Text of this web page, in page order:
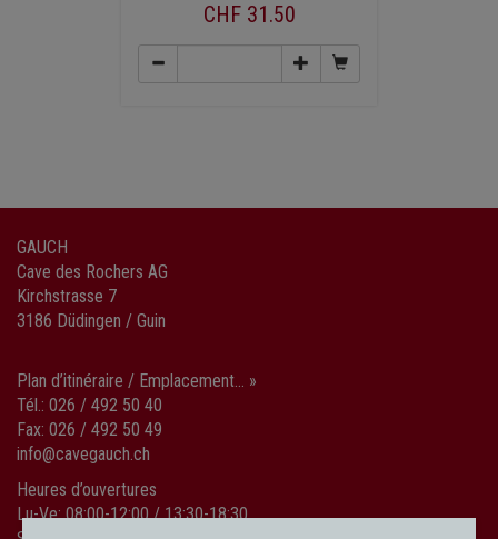
CHF 31.50
GAUCH
Cave des Rochers AG
Kirchstrasse 7
3186 Düdingen / Guin
Plan d’itinéraire / Emplacement... »
Tél.: 026 / 492 50 40
Fax: 026 / 492 50 49
info@cavegauch.ch
Heures d’ouvertures
Lu-Ve: 08:00-12:00 / 13:30-18:30